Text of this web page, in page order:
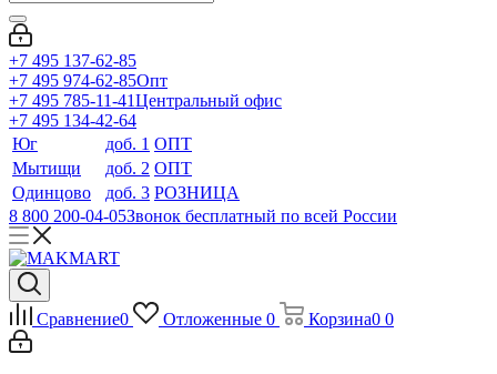
+7 495 137-62-85
+7 495 974-62-85Опт
+7 495 785-11-41Центральный офис
+7 495 134-42-64
Юг
доб. 1 ОПТ
Мытищи
доб. 2 ОПТ
Одинцово
доб. 3 РОЗНИЦА
8 800 200-04-05Звонок бесплатный по всей России
Сравнение0 Отложенные 0 Корзина0 0